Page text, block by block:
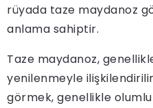
rüyada taze maydanoz
anlama sahiptir.
Taze maydanoz,
yenilenmeyle
görmek, genellikle